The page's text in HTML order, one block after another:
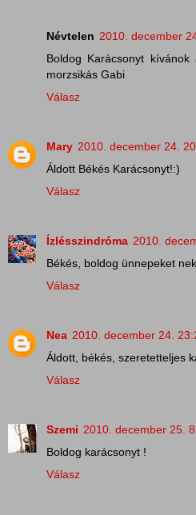
Névtelen 2010. december
Boldog Karácsonyt
morzsikás Gabi
Válasz
Mary 2010. december 24.
Áldott Békés Karácsonyt!:)
Válasz
Ízlésszindróma 2010.
Békés, boldog ünnepeket
Válasz
Nea 2010. december 24.
Áldott, békés, szeretetteljes
Válasz
Szemi 2010. december 25.
Boldog karácsonyt !
Válasz